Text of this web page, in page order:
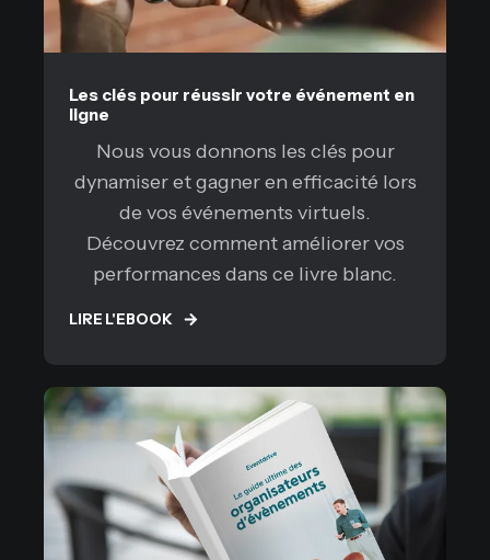
Les clés pour réussir votre événement en
ligne
Nous vous donnons les clés pour
dynamiser et gagner en efficacité lors
de vos événements virtuels.
Découvrez comment améliorer vos
performances dans ce livre blanc.
LIRE L'EBOOK